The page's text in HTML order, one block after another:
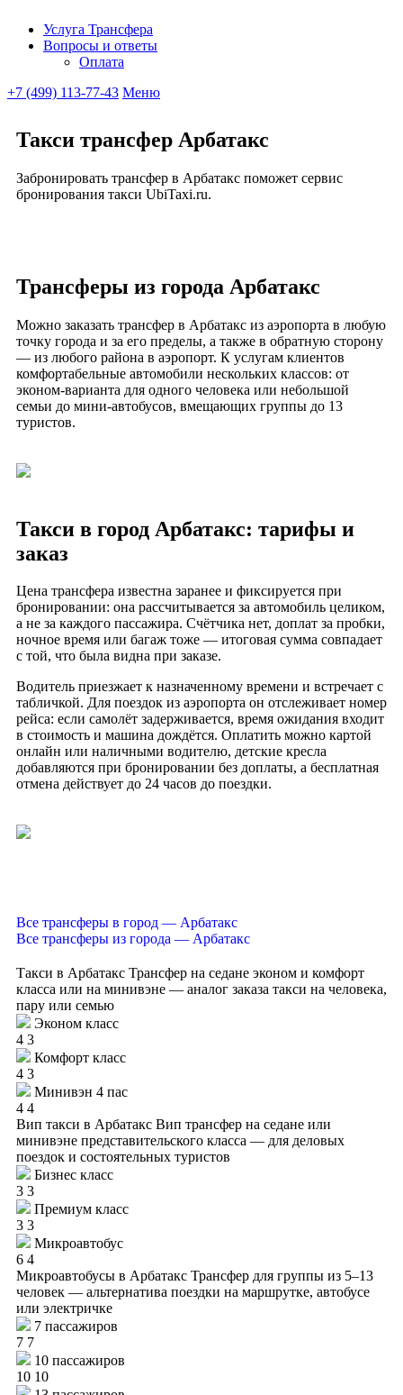
Ubitaxi
Услуга Трансфера
Вопросы и ответы
Оплата
+7 (499) 113-77-43 Меню
Такси трансфер Арбатакс
Забронировать трансфер в Арбатакс поможет сервис
бронирования такси UbiTaxi.ru.
Трансферы из города Арбатакс
Можно заказать трансфер в Арбатакс из аэропорта в любую
точку города и за его пределы, а также в обратную сторону
— из любого района в аэропорт. К услугам клиентов
комфортабельные автомобили нескольких классов: от
эконом-варианта для одного человека или небольшой
семьи до мини-автобусов, вмещающих группы до 13
туристов.
Такси в город Арбатакс: тарифы и
заказ
Цена трансфера известна заранее и фиксируется при
бронировании: она рассчитывается за автомобиль целиком,
а не за каждого пассажира. Счётчика нет, доплат за пробки,
ночное время или багаж тоже — итоговая сумма совпадает
с той, что была видна при заказе.
Водитель приезжает к назначенному времени и встречает с
табличкой. Для поездок из аэропорта он отслеживает номер
рейса: если самолёт задерживается, время ожидания входит
в стоимость и машина дождётся. Оплатить можно картой
онлайн или наличными водителю, детские кресла
добавляются при бронировании без доплаты, а бесплатная
отмена действует до 24 часов до поездки.
Все трансферы в город — Арбатакс
Все трансферы из города — Арбатакс
Такси в Арбатакс Трансфер на седане эконом и комфорт
класса или на минивэне — аналог заказа такси на человека,
пару или семью
Эконом класс
4 3
Комфорт класс
4 3
Минивэн 4 пас
4 4
Вип такси в Арбатакс Вип трансфер на седане или
минивэне представительского класса — для деловых
поездок и состоятельных туристов
Бизнес класс
3 3
Премиум класс
3 3
Микроавтобус
6 4
Микроавтобусы в Арбатакс Трансфер для группы из 5–13
человек — альтернатива поездки на маршрутке, автобусе
или электричке
7 пассажиров
7 7
10 пассажиров
10 10